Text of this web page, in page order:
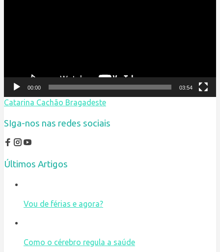
00:00 03:54
Catarina Cachão Bragadeste
SIga-nos nas redes sociais
Últimos Artigos
Vou de férias e agora?
Como o cérebro regula a saúde